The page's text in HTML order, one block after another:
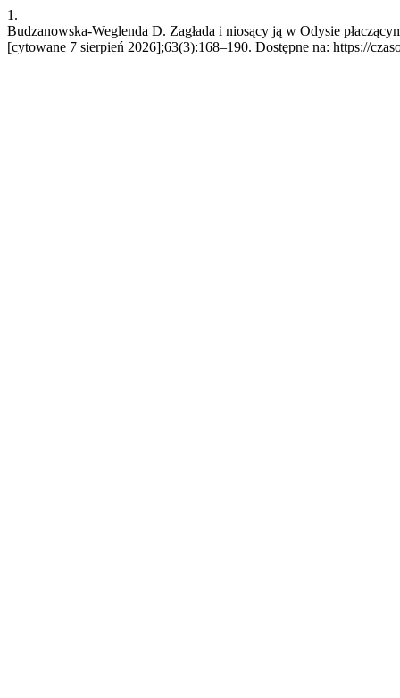
1.
Budzanowska-Weglenda D. Zagłada i niosący ją w Odysie
[cytowane 7 sierpień 2026];63(3):168–190. Dostępne na: https://